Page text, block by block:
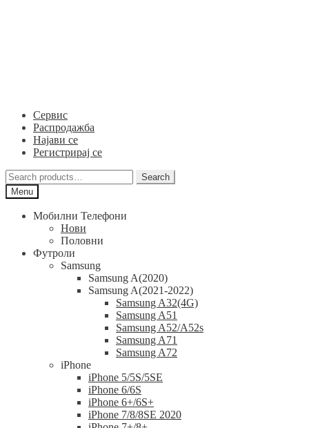
Сервис
Распродажба
Најави се
Регистрирај се
Search
for:
Search
Menu
Мобилни Телефони
Нови
Половни
Футроли
Samsung
Samsung A(2020)
Samsung A(2021-2022)
Samsung A32(4G)
Samsung A51
Samsung A52/A52s
Samsung A71
Samsung A72
iPhone
iPhone 5/5S/5SE
iPhone 6/6S
iPhone 6+/6S+
iPhone 7/8/8SE 2020